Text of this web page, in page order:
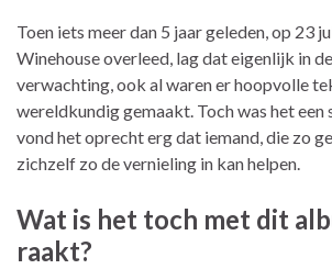
Toen iets meer dan 5 jaar geleden, op 23
Winehouse overleed, lag dat eigenlijk in
verwachting, ook al waren er hoopvolle
wereldkundig gemaakt. Toch was het een
vond het oprecht erg dat iemand, die zo
zichzelf zo de vernieling in kan helpen.
Wat is het toch met dit
raakt?